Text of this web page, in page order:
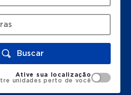
Buscar
Ative sua localização
unidades perto de você